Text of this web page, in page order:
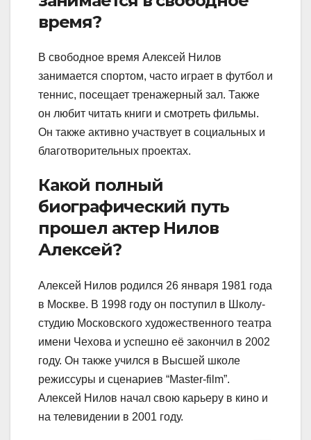
время?
В свободное время Алексей Нилов
занимается спортом, часто играет в футбол и
теннис, посещает тренажерный зал. Также
он любит читать книги и смотреть фильмы.
Он также активно участвует в социальных и
благотворительных проектах.
Какой полный
биографический путь
прошел актер Нилов
Алексей?
Алексей Нилов родился 26 января 1981 года
в Москве. В 1998 году он поступил в Школу-
студию Московского художественного театра
имени Чехова и успешно её закончил в 2002
году. Он также учился в Высшей школе
режиссуры и сценариев “Master-film”.
Алексей Нилов начал свою карьеру в кино и
на телевидении в 2001 году.